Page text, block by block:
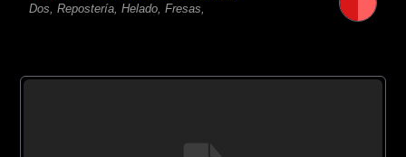
Dos, Repostería, Helado, Fresas,